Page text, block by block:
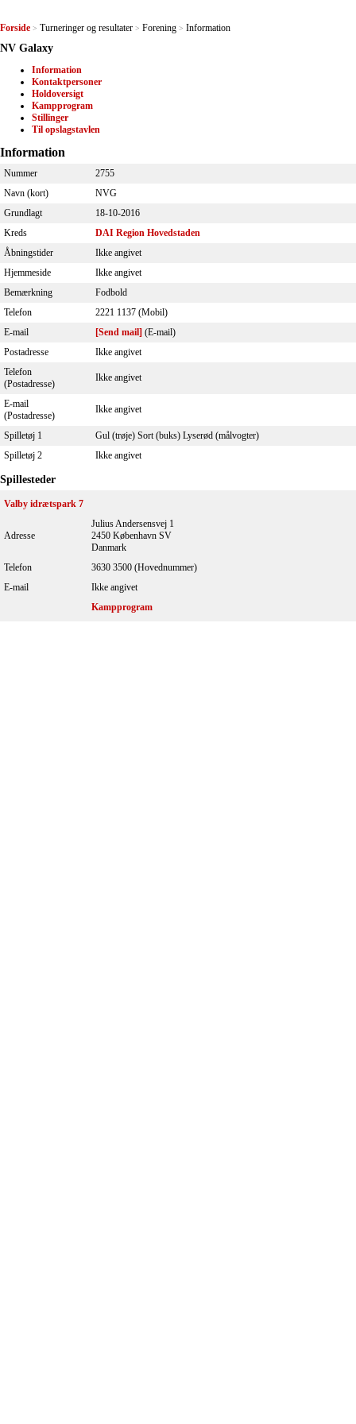
Forside > Turneringer og resultater > Forening > Information
NV Galaxy
Information
Kontaktpersoner
Holdoversigt
Kampprogram
Stillinger
Til opslagstavlen
Information
Nummer
2755
Navn (kort)
NVG
Grundlagt
18-10-2016
Kreds
DAI Region Hovedstaden
Åbningstider
Ikke angivet
Hjemmeside
Ikke angivet
Bemærkning
Fodbold
Telefon
2221 1137 (Mobil)
E-mail
[Send mail] (E-mail)
Postadresse
Ikke angivet
Telefon
(Postadresse)
Ikke angivet
E-mail
(Postadresse)
Ikke angivet
Spilletøj 1
Gul (trøje) Sort (buks) Lyserød (målvogter)
Spilletøj 2
Ikke angivet
Spillesteder
Valby idrætspark 7
Adresse
Julius Andersensvej 1
2450 København SV
Danmark
Telefon
3630 3500 (Hovednummer)
E-mail
Ikke angivet
Kampprogram